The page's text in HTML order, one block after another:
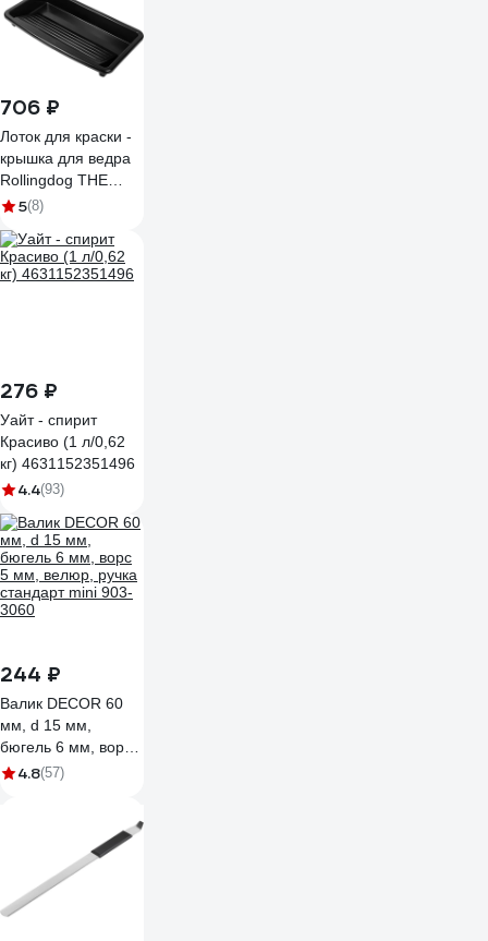
706 ₽
Лоток для краски -
крышка для ведра
Rollingdog THE
MOLOSSUS для
20082
5(8)
276 ₽
Уайт - спирит
Красиво (1 л/0,62
кг) 4631152351496
4.4(93)
244 ₽
Валик DECOR 60
мм, d 15 мм,
бюгель 6 мм, ворс
5 мм, велюр, ручка
4.8(57)